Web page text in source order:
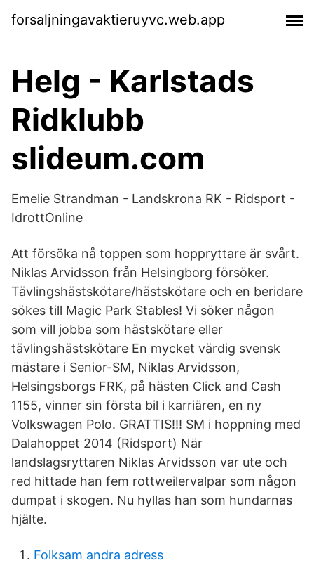
forsaljningavaktieruyvc.web.app
Helg - Karlstads
Ridklubb
slideum.com
Emelie Strandman - Landskrona RK - Ridsport -
IdrottOnline
Att försöka nå toppen som hoppryttare är svårt.
Niklas Arvidsson från Helsingborg försöker.
Tävlingshästskötare/hästskötare och en beridare
sökes till Magic Park Stables! Vi söker någon
som vill jobba som hästskötare eller
tävlingshästskötare En mycket värdig svensk
mästare i Senior-SM, Niklas Arvidsson,
Helsingsborgs FRK, på hästen Click and Cash
1155, vinner sin första bil i karriären, en ny
Volkswagen Polo. GRATTIS!!! SM i hoppning med
Dalahoppet 2014 (Ridsport) När
landslagsryttaren Niklas Arvidsson var ute och
red hittade han fem rottweilervalpar som någon
dumpat i skogen. Nu hyllas han som hundarnas
hjälte.
Folksam andra adress